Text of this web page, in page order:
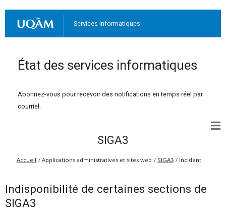
Services informatiques
État des services informatiques
Abonnez-vous pour recevoir des notifications en temps réel par
courriel.
SIGA3
Accueil Applications administratives et sites web SIGA3 Incident
Indisponibilité de certaines sections de
SIGA3